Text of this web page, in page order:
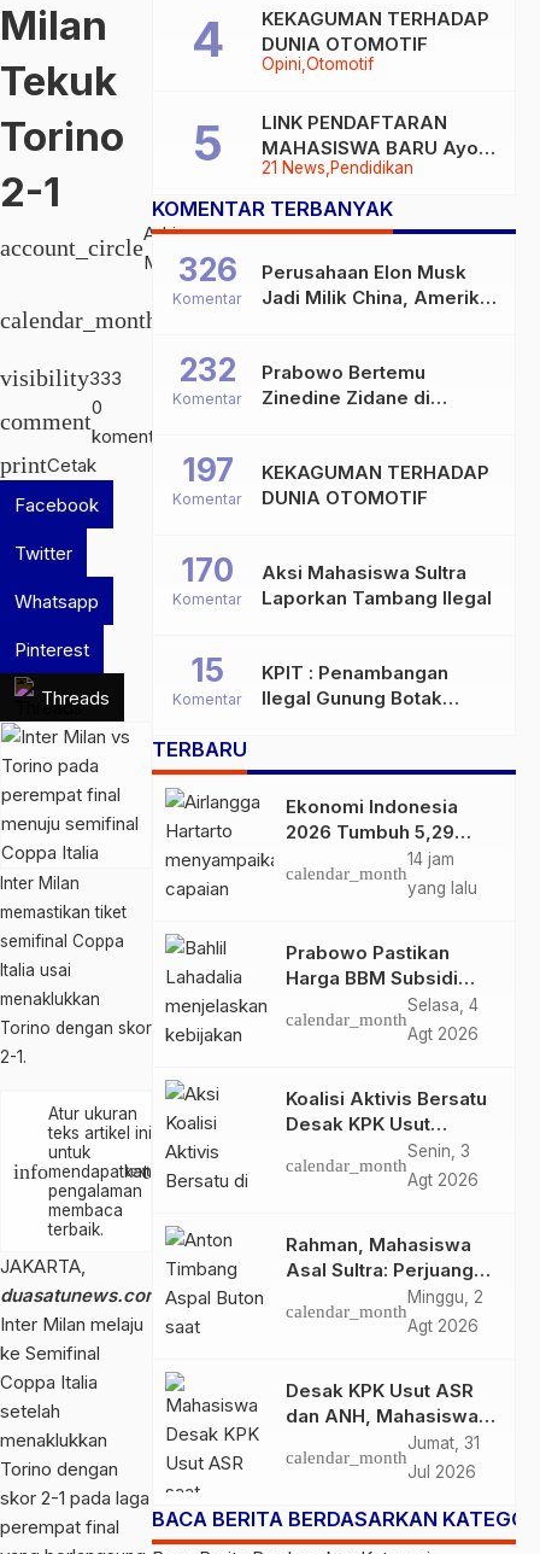
Milan
Tekuk
Torino
2-1
account_circle
Adrian
Moita
calendar_month
Kamis,
visibility333
comment
0
komentar
printCetak
Facebook
Twitter
Whatsapp
Pinterest
Threads
Inter Milan
memastikan tiket
semifinal Coppa
Italia usai
menaklukkan
Torino dengan skor
2-1.
info
Atur ukuran
teks artikel ini
untuk
mendapatkan
pengalaman
membaca
terbaik.
text_decrease
text_increase
JAKARTA,
duasatunews.com
—
Inter Milan melaju
ke Semifinal
Coppa Italia
setelah
menaklukkan
Torino dengan
skor 2-1 pada laga
perempat final
Opini Otomotif
KEKAGUMAN TERHADAP
DUNIA OTOMOTIF
21 News Pendidikan
LINK PENDAFTARAN
MAHASISWA BARU Ayoo
Buruan
KOMENTAR TERBANYAK
Perusahaan Elon Musk
Jadi Milik China, Amerika
326
Komentar
Prabowo Bertemu
Zinedine Zidane di
232
Komentar
KEKAGUMAN TERHADAP
DUNIA OTOMOTIF
197
Komentar
Aksi Mahasiswa Sultra
Laporkan Tambang Ilegal
170
Komentar
KPIT : Penambangan
Ilegal Gunung Botak
Serius terhadap Masa
Depan Pulau Buru
15
Komentar
TERBARU
Ekonomi Indonesia
2026 Tumbuh 5,29
Persen, Airlangga
Sebut Kinerjanya
calendar_month
14 jam
yang lalu
Prabowo Pastikan
Harga BBM Subsidi
Tetap, BBM Non-
Subsidi Berpeluang
calendar_month
Selasa, 4
Agt 2026
Koalisi Aktivis Bersatu
Desak KPK Usut
Dugaan Kolusi Proyek
RSUD Kolaka Timur,
Sejahtera Diminta
Diperiksa
calendar_month
Senin, 3
Agt 2026
Rahman, Mahasiswa
Asal Sultra: Perjuangan
Anton Timbang
Membawa Aspal Buton
calendar_month
Minggu, 2
Agt 2026
Desak KPK Usut ASR
dan ANH, Mahasiswa
Kembali Soroti LHKPN,
PT TMS, dan Kapal
calendar_month
Jumat, 31
Jul 2026
BACA BERITA BERDASARKAN